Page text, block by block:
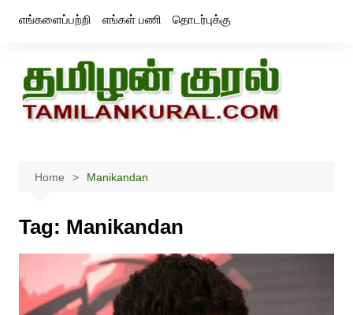
எங்களைப்பற்றி எங்கள் பணி தொடர்புக்கு
Home Manikandan
Tag: Manikandan